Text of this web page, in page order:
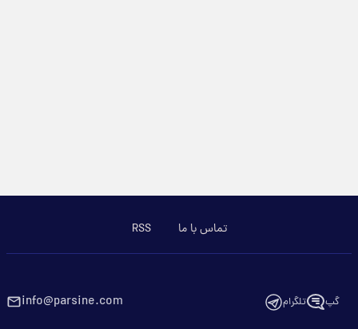
تماس با ما RSS
گپ تلگرام info@parsine.com